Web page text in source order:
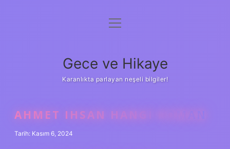
Anasayfa
Yasal Uyarı
menüyü
Gece ve Hikaye
Karanlıkta parlayan neşeli bilgiler!
AHMET IHSAN HANGI ROMAN
Tarih: Kasım 6, 2024